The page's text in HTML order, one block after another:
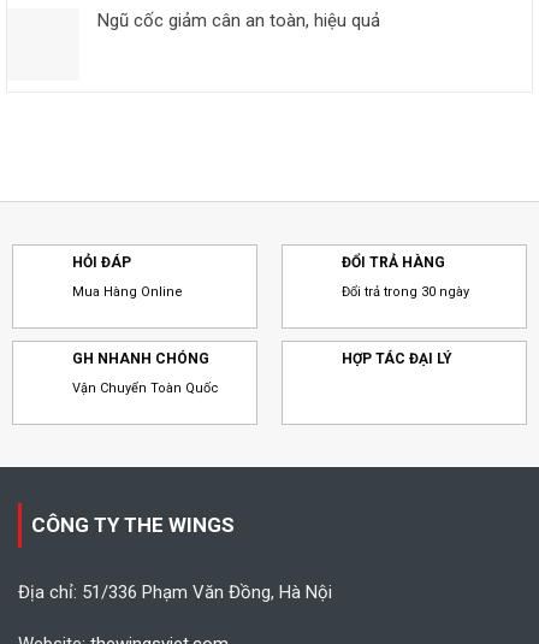
Ngũ cốc giảm cân an toàn, hiệu quả
HỎI ĐÁP
Mua Hàng Online
ĐỔI TRẢ HÀNG
Đổi trả trong 30 ngày
GH NHANH CHÓNG
Vận Chuyển Toàn Quốc
HỢP TÁC ĐẠI LÝ
CÔNG TY THE WINGS
Địa chỉ: 51/336 Phạm Văn Đồng, Hà Nội